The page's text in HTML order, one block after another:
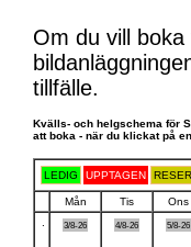
Om du vill
tillfälle.
Kvälls- och helgschema för
att boka - när du klickat på
LEDIG UPPTAGEN
Mån Tis Ons
3/8-26 4/8-26 5/8-26